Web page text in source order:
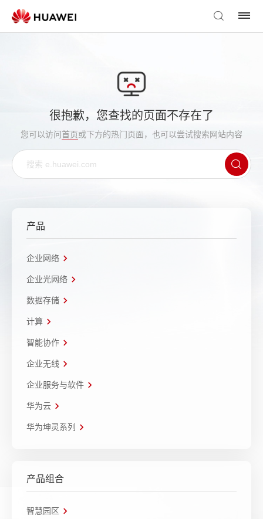
很抱歉，您查找的页面不存在了
您可以访问首页或下方的热门页面，也可以尝试搜索网站内容
产品
企业网络
企业光网络
数据存储
计算
智能协作
企业无线
企业服务与软件
华为云
华为坤灵系列
产品组合
智慧园区